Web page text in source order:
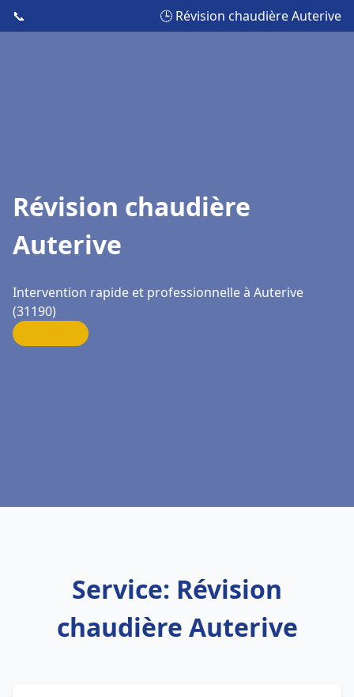
📞 🕒 Révision chaudière Auterive
Révision chaudière
Auterive
Intervention rapide et professionnelle à Auterive
(31190)
Service: Révision
chaudière Auterive